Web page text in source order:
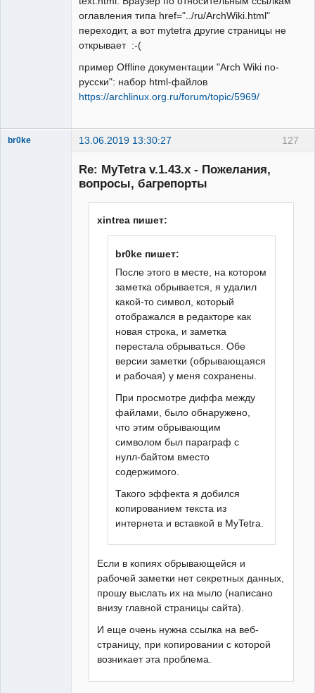
оглавления типа href="../ru/ArchWiki.html"
переходит, а вот mytetra другие страницы не
открывает :-(
пример Offline документации "Arch Wiki по-
русски": набор html-файлов
https://archlinux.org.ru/forum/topic/5969/
127
br0ke 13.06.2019 13:30:27
Re: MyTetra v.1.43.x - Пожелания,
вопросы, багрепорты
xintrea пишет:
br0ke пишет:
После этого в месте, на котором
заметка обрывается, я удалил
какой-то символ, который
отображался в редакторе как
новая строка, и заметка
перестала обрываться. Обе
версии заметки (обрывающаяся
и рабочая) у меня сохранены.
При просмотре диффа между
файлами, было обнаружено,
что этим обрывающим
символом был параграф с
нулл-байтом вместо
содержимого.
Такого эффекта я добился
копированием текста из
интернета и вставкой в MyTetra.
Если в копиях обрывающейся и
рабочей заметки нет секретных данных,
прошу выслать их на мыло (написано
внизу главной страницы сайта).
И еще очень нужна ссылка на веб-
страницу, при копировании с которой
возникает эта проблема.